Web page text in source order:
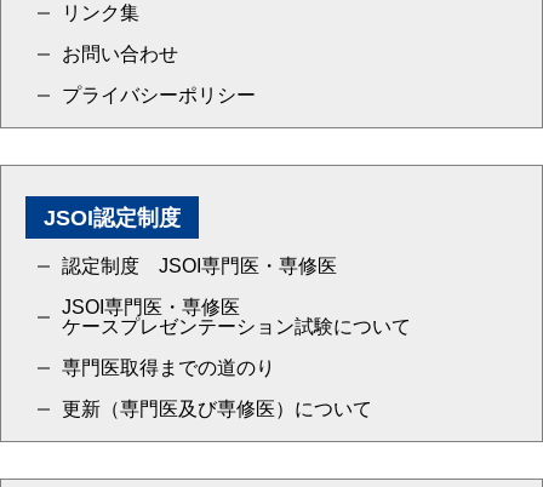
リンク集
お問い合わせ
プライバシーポリシー
JSOI認定制度
認定制度 JSOI専門医・専修医
JSOI専門医・専修医
ケースプレゼンテーション試験について
専門医取得までの道のり
更新（専門医及び専修医）について